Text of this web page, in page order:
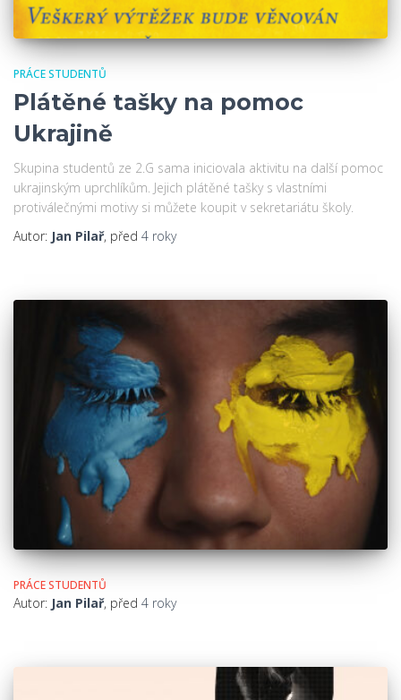
PRÁCE STUDENTŮ
Plátěné tašky na pomoc
Ukrajině
Skupina studentů ze 2.G sama iniciovala aktivitu na další pomoc
ukrajinským uprchlíkům. Jejich plátěné tašky s vlastními
protiválečnými motivy si můžete koupit v sekretariátu školy.
Autor: Jan Pilař, před 4 roky
PRÁCE STUDENTŮ
Autor: Jan Pilař, před 4 roky